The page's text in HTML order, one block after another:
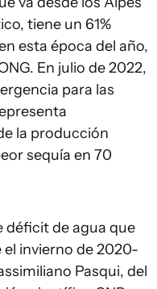
tiene un 61%
esta época del año,
En julio de 2022,
para las
la producción
sequía en 70
déficit de agua que
invierno de 2020-
Pasqui, del